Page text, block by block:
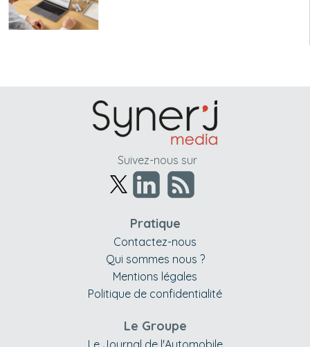
Suivez-nous sur
Pratique
Contactez-nous
Qui sommes nous ?
Mentions légales
Politique de confidentialité
Le Groupe
Le Journal de l'Automobile